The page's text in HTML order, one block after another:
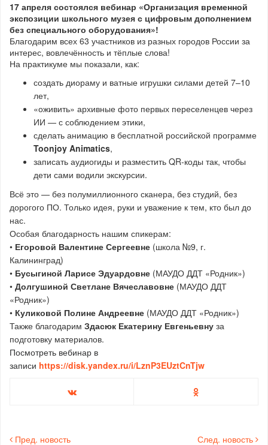
17 апреля состоялся вебинар «Организация временной
экспозиции школьного музея с цифровым дополнением
без специального оборудования»!
Благодарим всех 63 участников из разных городов России за
интерес, вовлечённость и тёплые слова!
На практикуме мы показали, как:
создать диораму и ватные игрушки силами детей 7–10
лет,
«оживить» архивные фото первых переселенцев через
ИИ — с соблюдением этики,
сделать анимацию в бесплатной российской программе
Toonjoy Animatics,
записать аудиогиды и разместить QR-коды так, чтобы
дети сами водили экскурсии.
Всё это — без полумиллионного сканера, без студий, без
дорогого ПО. Только идея, руки и уважение к тем, кто был до
нас.
Особая благодарность нашим спикерам:
• Егоровой Валентине Сергеевне (школа №9, г.
Калининград)
• Бусыгиной Ларисе Эдуардовне (МАУДО ДДТ «Родник»)
• Долгушиной Светлане Вячеславовне (МАУДО ДДТ
«Родник»)
• Куликовой Полине Андреевне (МАУДО ДДТ «Родник»)
Также благодарим Здасюк Екатерину Евгеньевну за
подготовку материалов.
Посмотреть вебинар в
записи https://disk.yandex.ru/i/LznP3EUztCnTjw
След. новость
Пред. новость